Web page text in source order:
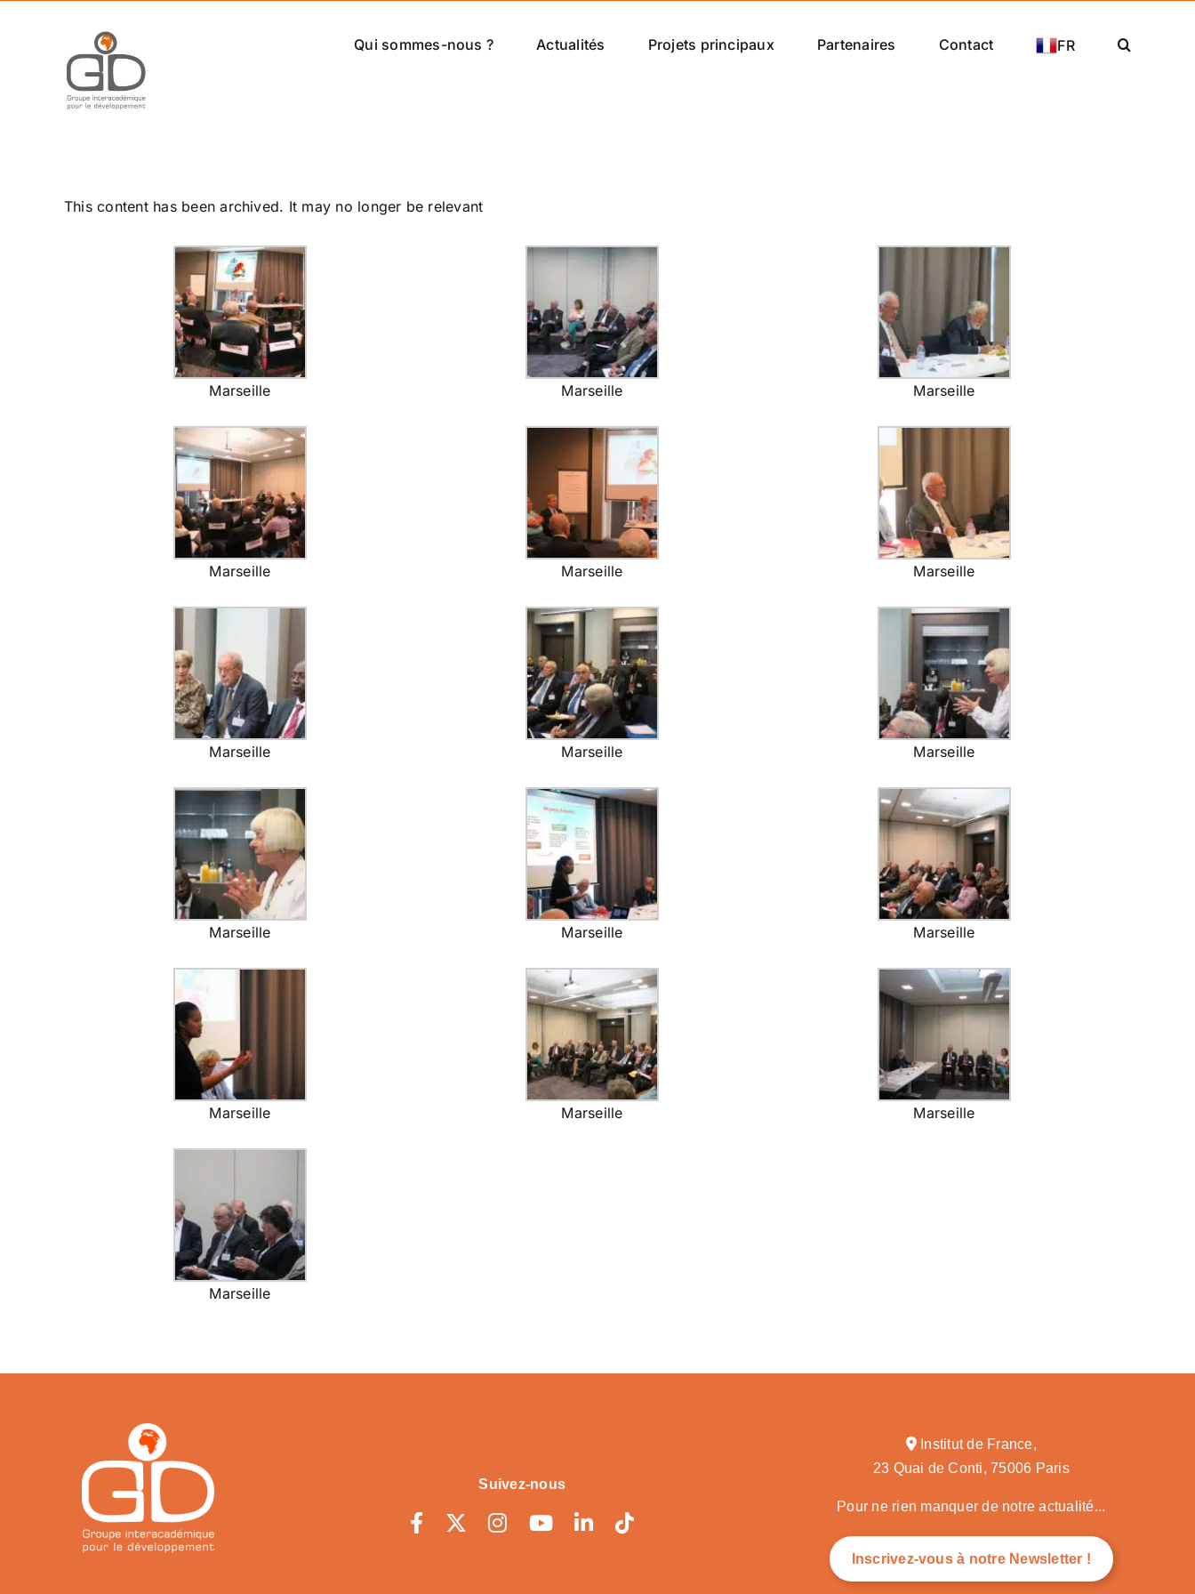
Qui sommes-nous ? Actualités Projets principaux Partenaires Contact FR
This content has been archived. It may no longer be relevant
Marseille Marseille Marseille
Marseille Marseille Marseille
Marseille Marseille Marseille
Marseille Marseille Marseille
Marseille Marseille Marseille
Marseille
Suivez-nous
Institut de France,
23 Quai de Conti, 75006 Paris
Pour ne rien manquer de notre actualité...
Inscrivez-vous à notre Newsletter !